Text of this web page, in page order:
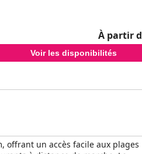
À partir
Voir les disponibilités
offrant un accès facile aux plages